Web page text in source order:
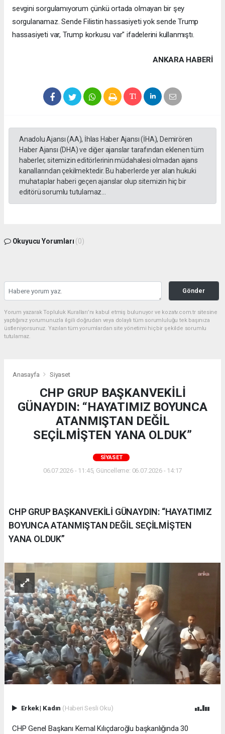
sevgini sorgulamıyorum çünkü ortada olmayan bir şey
sorgulanamaz. Sende Filistin hassasiyeti yok sende Trump
hassasiyeti var, Trump korkusu var" ifadelerini kullanmıştı.
ANKARA HABERİ
Anadolu Ajansı (AA), İhlas Haber Ajansı (İHA), Demirören
Haber Ajansı (DHA) ve diğer ajanslar tarafından eklenen tüm
haberler, sitemizin editörlerinin müdahalesi olmadan ajans
kanallarından çekilmektedir. Bu haberlerde yer alan hukuki
muhataplar haberi geçen ajanslar olup sitemizin hiç bir
editörü sorumlu tutulamaz...
Okuyucu Yorumları (0)
Gönder
Yorum yazarak Topluluk Kuralları’nı kabul etmiş bulunuyor ve kozatv.com.tr sitesine
yaptığınız yorumunuzla ilgili doğrudan veya dolaylı tüm sorumluluğu tek başınıza
üstleniyorsunuz. Yazılan tüm yorumlardan site yönetimi hiçbir şekilde sorumlu
tutulamaz.
Anasayfa Siyaset
CHP GRUP BAŞKANVEKİLİ
GÜNAYDIN: “HAYATIMIZ BOYUNCA
ATANMIŞTAN DEĞİL
SEÇİLMİŞTEN YANA OLDUK”
SIYASET
06.07.2026 - 11:45, Güncelleme: 06.07.2026 - 14:17
CHP GRUP BAŞKANVEKİLİ GÜNAYDIN: “HAYATIMIZ
BOYUNCA ATANMIŞTAN DEĞİL SEÇİLMİŞTEN
YANA OLDUK”
Erkek| Kadın (Haberi Sesli Oku)
CHP Genel Başkanı Kemal Kılıçdaroğlu başkanlığında 30